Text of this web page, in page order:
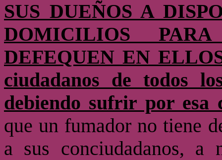
SUS DUEÑOS A
DOMICILIOS
DEFEQUEN EN
ciudadanos de todos
debiendo sufrir por esa
que un fumador no tiene
a sus conciudadanos, a